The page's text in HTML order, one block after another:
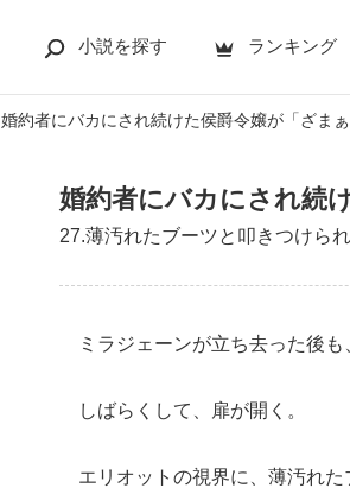
小説を探す ランキング
婚約者にバカにされ続けた侯爵令嬢が「ざま
婚約者にバカにされ続
27.薄汚れたブーツと叩きつけら
ミラジェーンが立ち去った後も
しばらくして、扉が開く。
エリオットの視界に、薄汚れた